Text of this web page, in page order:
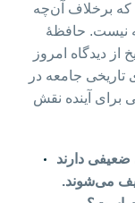
که برخلاف آن‌چه
نیست. حافظهٔ
دیدگاه امروز
جامعه در
آینده نقش
ضعیفی دارند
می‌شوند.